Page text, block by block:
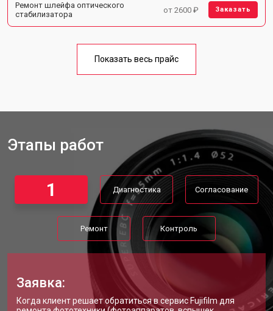
Ремонт шлейфа оптического
стабилизатора
от 2600 ₽ Заказать
Показать весь прайс
Этапы работ
1 Диагностика Согласование
Ремонт Контроль
Заявка:
Когда клиент решает обратиться в сервис Fujifilm для